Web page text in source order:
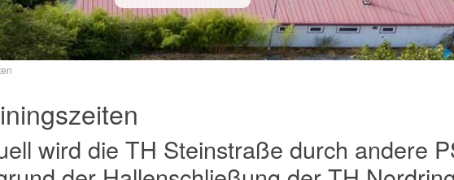
wird die TH Steinstraße durch andere